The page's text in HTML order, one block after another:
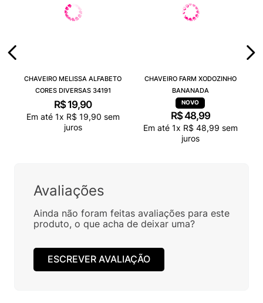
CHAVEIRO MELISSA ALFABETO
CORES DIVERSAS 34191
R$ 19,90
Em até 1x R$ 19,90 sem
juros
CHAVEIRO FARM XODOZINHO
BANANADA
R$48,99
Em até 1x R$ 48,99 sem
juros
Avaliações
Ainda não foram feitas avaliações para este
produto, o que acha de deixar uma?
ESCREVER AVALIAÇÃO